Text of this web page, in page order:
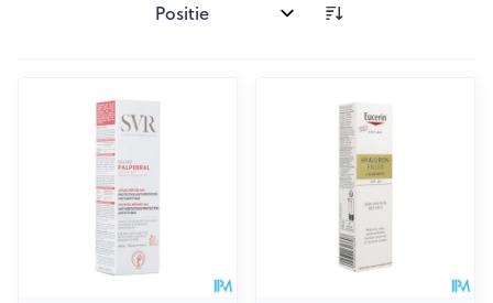
Sorteer op: